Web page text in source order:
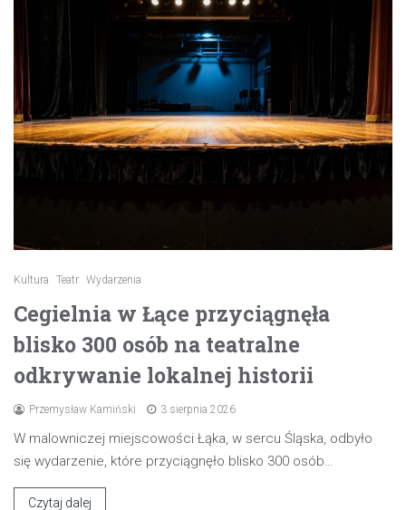
Kultura Teatr Wydarzenia
Cegielnia w Łące przyciągnęła
blisko 300 osób na teatralne
odkrywanie lokalnej historii
Przemysław Kamiński 3 sierpnia 2026
W malowniczej miejscowości Łąka, w sercu Śląska, odbyło
się wydarzenie, które przyciągnęło blisko 300 osób…
Czytaj dalej